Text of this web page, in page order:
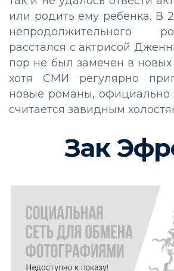
или родить ему ребенка. В
непродолжительного
расстался с актрисой
пор не был замечен в
хотя СМИ регулярно
новые романы, официально
считается завидным
Зак